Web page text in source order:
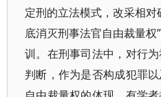
定刑的立法模式，改采相
底消灭刑事法官自由裁量
训。在刑事司法中，对行
判断，作为是否构成犯罪